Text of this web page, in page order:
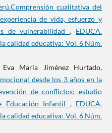
cualitativa del
de vida, esfuerzo y
de vulnerabilidad, EDUCA.
calidad educativa: Vol. 6 Núm.
María Jiménez Hurtado,
desde los 3 años en la
de conflictos: estudio
Educación Infantil , EDUCA.
calidad educativa: Vol. 6 Núm.